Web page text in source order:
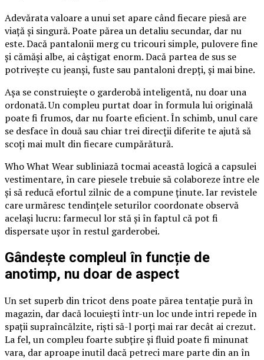
Adevărata valoare a unui set apare când fiecare piesă are
viață și singură. Poate părea un detaliu secundar, dar nu
este. Dacă pantalonii merg cu tricouri simple, pulovere fine
și cămăși albe, ai câștigat enorm. Dacă partea de sus se
potrivește cu jeanși, fuste sau pantaloni drepți, și mai bine.
Așa se construiește o garderobă inteligentă, nu doar una
ordonată. Un compleu purtat doar în formula lui originală
poate fi frumos, dar nu foarte eficient. În schimb, unul care
se desface în două sau chiar trei direcții diferite te ajută să
scoți mai mult din fiecare cumpărătură.
Who What Wear subliniază tocmai această logică a capsulei
vestimentare, în care piesele trebuie să colaboreze între ele
și să reducă efortul zilnic de a compune ținute. Iar revistele
care urmăresc tendințele seturilor coordonate observă
același lucru: farmecul lor stă și în faptul că pot fi
dispersate ușor în restul garderobei.
Gândește compleul în funcție de
anotimp, nu doar de aspect
Un set superb din tricot dens poate părea tentație pură în
magazin, dar dacă locuiești într-un loc unde intri repede în
spații supraîncălzite, riști să-l porți mai rar decât ai crezut.
La fel, un compleu foarte subțire și fluid poate fi minunat
vara, dar aproape inutil dacă petreci mare parte din an în